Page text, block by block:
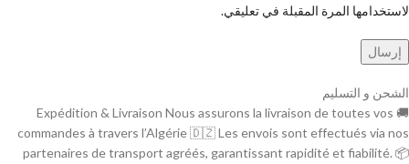
لاستخدامها المرة المقبلة في تعليقي.
الشحن و التسليم
🚚 Expédition & Livraison Nous assurons la livraison de toutes vos
commandes à travers l’Algérie 🇩🇿 Les envois sont effectués via nos
partenaires de transport agréés, garantissant rapidité et fiabilité. 📦